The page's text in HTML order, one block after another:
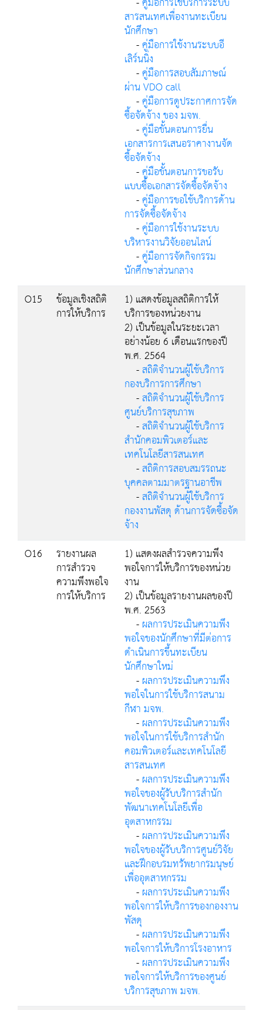
สารสนเทศเพื่องานทะเบียน
นักศึกษา
-คู่มือการใช้งานระบบอี
เลิร์นนิ่ง
-คู่มือการสอบสัมภาษณ์
ผ่าน VDO call
-คู่มือการดูประกาศการจัด
ซื้อจัดจ้าง ของ มจพ.
-คู่มือขั้นตอนการยื่น
เอกสารการเสนอราคางานจัด
ซื้อจัดจ้าง
-คู่มือขั้นตอนการขอรับ
แบบซื้อเอกสารจัดซื้อจัดจ้าง
-คู่มือการขอใช้บริการด้าน
การจัดซื้อจัดจ้าง
-คู่มือการใช้งานระบบ
บริหารงานวิจัยออนไลน์
-คู่มือการจัดกิจกรรม
นักศึกษาส่วนกลาง
O15
ข้อมูลเชิงสถิติ
การให้บริการ
1) แสดงข้อมูลสถิติการให้
บริการของหน่วยงาน
2) เป็นข้อมูลในระยะเวลา
อย่างน้อย 6 เดือนแรกของปี
พ.ศ. 2564
-สถิติจำนวนผู้ใช้บริการ
กองบริการการศึกษา
-สถิติจำนวนผู้ใช้บริการ
ศูนย์บริการสุขภาพ
-สถิติจำนวนผู้ใช้บริการ
สำนักคอมพิวเตอร์และ
เทคโนโลยีสารสนเทศ
-สถิติการสอบสมรรถนะ
บุคคลตามมาตรฐานอาชีพ
-สถิติจำนวนผู้ใช้บริการ
กองงานพัสดุ ด้านการจัดซื้อจัด
จ้าง
O16
รายงานผล
การสำรวจ
ความพึงพอใจ
การให้บริการ
1) แสดงผลสำรวจความพึง
พอใจการให้บริการของหน่วย
งาน
2) เป็นข้อมูลรายงานผลของปี
พ.ศ. 2563
-ผลการประเมินความพึง
พอใจของนักศึกษาที่มีต่อการ
ดำเนินการขึ้นทะเบียน
นักศึกษาใหม่
-ผลการประเมินความพึง
พอใจในการใช้บริการสนาม
กีฬา มจพ.
-ผลการประเมินความพึง
พอใจในการใช้บริการสำนัก
คอมพิวเตอร์และเทคโนโลยี
สารสนเทศ
-ผลการประเมินความพึง
พอใจของผู้รับบริการสำนัก
พัฒนาเทคโนโลยีเพื่อ
อุตสาหกรรม
-ผลการประเมินความพึง
พอใจของผู้รับบริการศูนย์วิจัย
และฝึกอบรมทรัพยากรมนุษย์
เพื่ออุตสาหกรรม
-ผลการประเมินความพึง
พอใจการให้บริการของกองงาน
พัสดุ
-ผลการประเมินความพึง
พอใจการให้บริการโรงอาหาร
-ผลการประเมินความพึง
พอใจการให้บริการของศูนย์
บริการสุขภาพ มจพ.